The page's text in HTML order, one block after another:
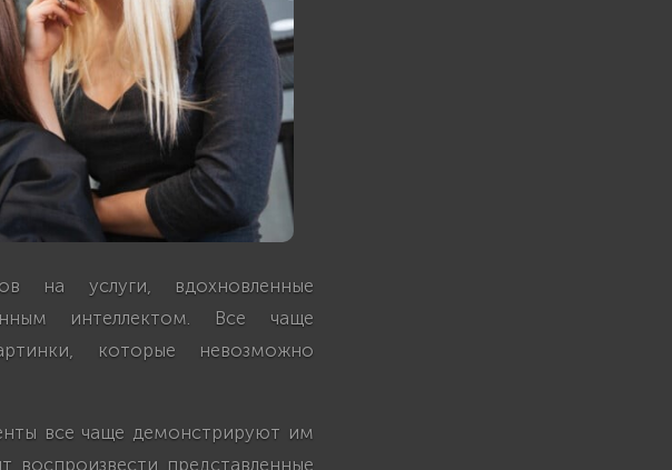
на услуги, вдохновленные
интеллектом. Все чаще
которые невозможно
все чаще демонстрируют им
представленные